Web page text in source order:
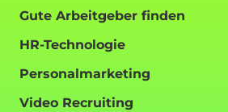
Gute Arbeitgeber finden
HR-Technologie
Personalmarketing
Video Recruiting